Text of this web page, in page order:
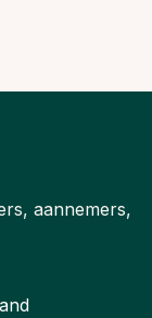
aannemers,